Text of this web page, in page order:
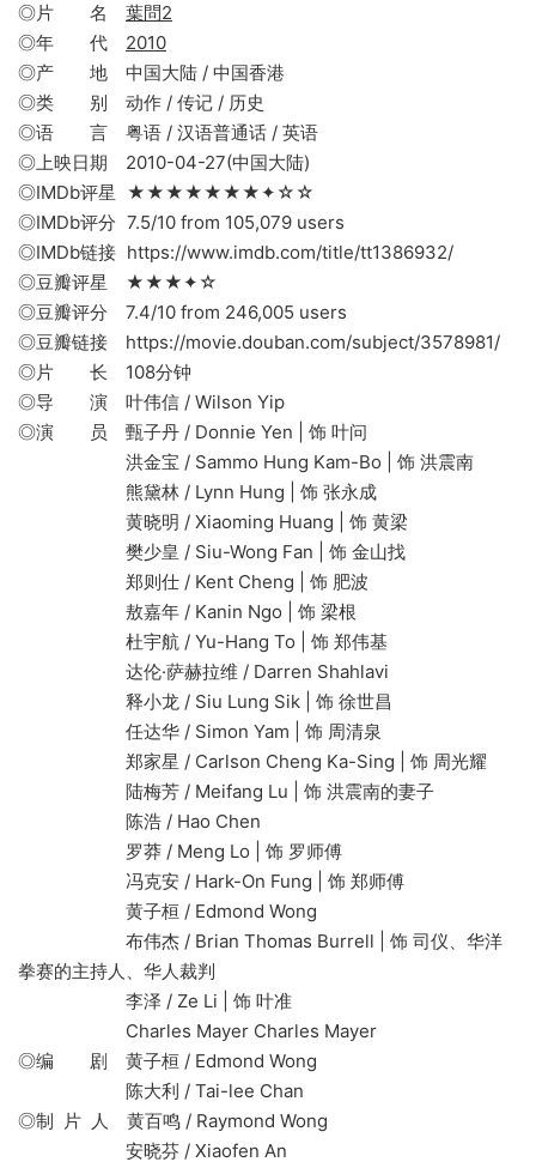
◎片 名 葉問2
◎年 代 2010
◎产 地 中国大陆 / 中国香港
◎类 别 动作 / 传记 / 历史
◎语 言 粤语 / 汉语普通话 / 英语
◎上映日期 2010-04-27(中国大陆)
◎IMDb评星 ★★★★★★★✦☆☆
◎IMDb评分 7.5/10 from 105,079 users
◎IMDb链接 https://www.imdb.com/title/tt1386932/
◎豆瓣评星 ★★★✦☆
◎豆瓣评分 7.4/10 from 246,005 users
◎豆瓣链接 https://movie.douban.com/subject/3578981/
◎片 长 108分钟
◎导 演 叶伟信 / Wilson Yip
◎演 员 甄子丹 / Donnie Yen | 饰 叶问
洪金宝 / Sammo Hung Kam-Bo | 饰 洪震南
熊黛林 / Lynn Hung | 饰 张永成
黄晓明 / Xiaoming Huang | 饰 黄梁
樊少皇 / Siu-Wong Fan | 饰 金山找
郑则仕 / Kent Cheng | 饰 肥波
敖嘉年 / Kanin Ngo | 饰 梁根
杜宇航 / Yu-Hang To | 饰 郑伟基
达伦·萨赫拉维 / Darren Shahlavi
释小龙 / Siu Lung Sik | 饰 徐世昌
任达华 / Simon Yam | 饰 周清泉
郑家星 / Carlson Cheng Ka-Sing | 饰 周光耀
陆梅芳 / Meifang Lu | 饰 洪震南的妻子
陈浩 / Hao Chen
罗莽 / Meng Lo | 饰 罗师傅
冯克安 / Hark-On Fung | 饰 郑师傅
黄子桓 / Edmond Wong
布伟杰 / Brian Thomas Burrell | 饰 司仪、华洋
拳赛的主持人、华人裁判
李泽 / Ze Li | 饰 叶准
Charles Mayer Charles Mayer
◎编 剧 黄子桓 / Edmond Wong
陈大利 / Tai-lee Chan
◎制 片 人 黄百鸣 / Raymond Wong
安晓芬 / Xiaofen An